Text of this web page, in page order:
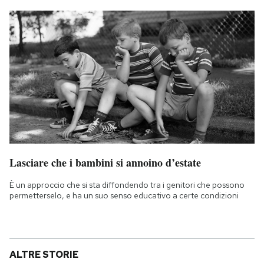
Lasciare che i bambini si annoino d’estate
È un approccio che si sta diffondendo tra i genitori che possono
permetterselo, e ha un suo senso educativo a certe condizioni
ALTRE STORIE